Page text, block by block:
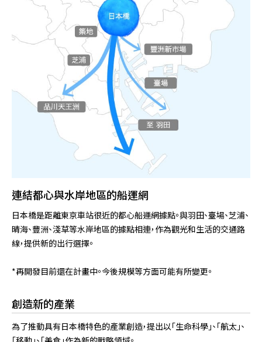
連結都心與水岸地區的船運網
日本橋是距離東京車站很近的都心船運網據點。與羽田、臺場、芝浦、
晴海、豐洲、淺草等水岸地區的據點相連，作為觀光和生活的交通路
線，提供新的出行選擇。
*再開發目前還在計畫中。今後規模等方面可能有所變更。
創造新的產業
為了推動具有日本橋特色的產業創造，提出以「生命科學」、「航太」、